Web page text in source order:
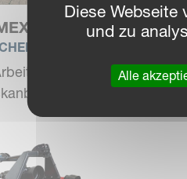
PF
2,35 -
Diese Webseite
und zu
Alle